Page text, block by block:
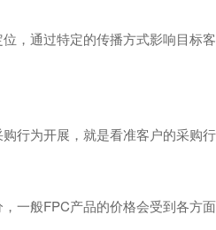
，通过特定的传播方式影响目标
行为开展，就是看准客户的采购
一般FPC产品的价格会受到各方